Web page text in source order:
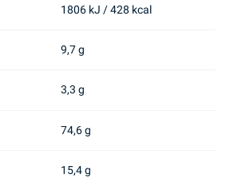
1806 kJ / 428 kcal
9,7 g
3,3 g
74,6 g
15,4 g